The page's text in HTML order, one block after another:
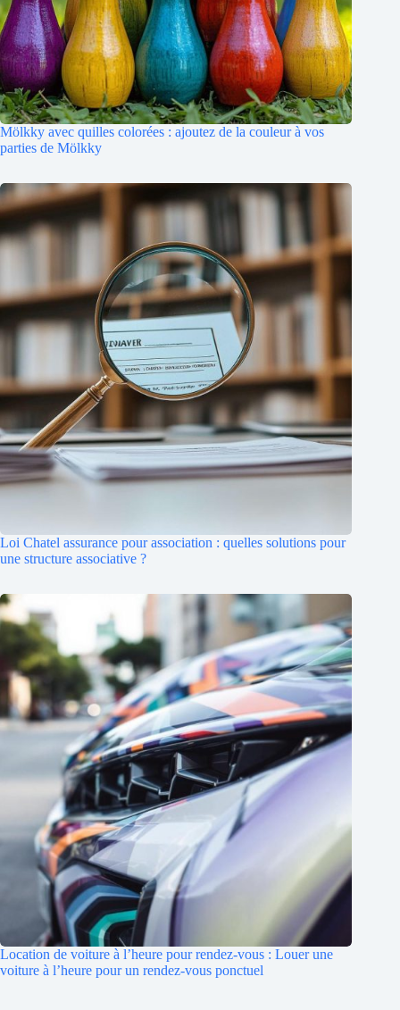
Mölkky avec quilles colorées : ajoutez de la couleur à vos
parties de Mölkky
Loi Chatel assurance pour association : quelles solutions pour
une structure associative ?
Location de voiture à l’heure pour rendez-vous : Louer une
voiture à l’heure pour un rendez-vous ponctuel